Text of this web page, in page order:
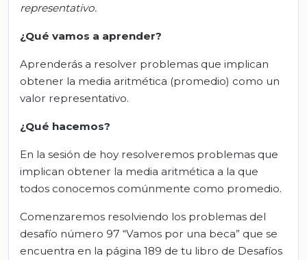
representativo.
¿Qué vamos a aprender?
Aprenderás a resolver problemas que implican
obtener la media aritmética (promedio) como un
valor representativo.
¿Qué hacemos?
En la sesión de hoy resolveremos problemas que
implican obtener la media aritmética a la que
todos conocemos comúnmente como promedio.
Comenzaremos resolviendo los problemas del
desafío número 97 “Vamos por una beca” que se
encuentra en la página 189 de tu libro de Desafíos